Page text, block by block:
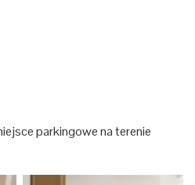
parkingowe na terenie